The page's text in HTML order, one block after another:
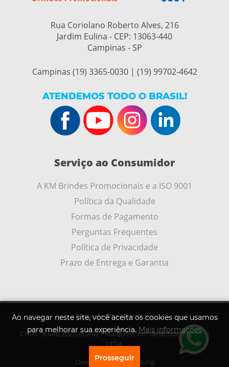
Ao navegar neste site, você aceita os cookies que usamos
para melhorar sua experiência. Mais informações
Prosseguir
Rua Coriolano Roberto Alves, 216
Jardim Eulina - CEP: 13063-440
Campinas - SP
Campinas (19) 3365-0030 | (19) 99702-4642
ATENDEMOS TODO O BRASIL!
Serviço ao Consumidor
A KM Brindes Promocionais e a ISO 9001
Política da Qualidade
Formas de Pagamento
Perguntas Frequentes
Política de Privacidade
Prazo de Entrega e Garantia
Todos direitos reservados
CNPJ: 19.440.202/0001-82 - Marques Com de Brindes Promoc
LTDA
Desenvolvido porA .Jung